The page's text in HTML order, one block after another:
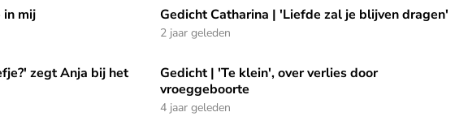
mij
in mij Gedicht Catharina | 'Liefde zal je blijven dragen'
Gedicht Catharina | 'Liefde zal je blijven dragen'
2 jaar geleden
zegt Anja bij het grafje van haar baby
zegt Anja bij het
Gedicht | 'Te klein', over verlies door vroeggeboorte
Gedicht | 'Te klein', over verlies door
vroeggeboorte
4 jaar geleden